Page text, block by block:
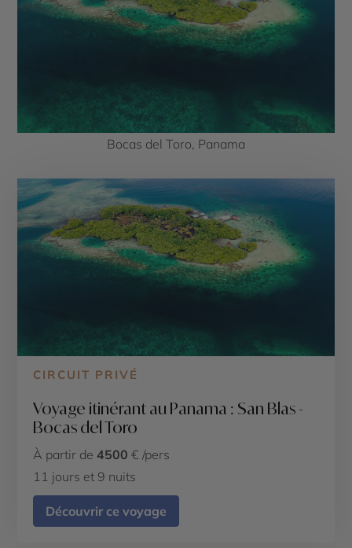
Bocas del Toro, Panama
CIRCUIT PRIVÉ
Voyage itinérant au Panama : San Blas -
Bocas del Toro
À partir de 4500 € /pers
11 jours et 9 nuits
Découvrir ce voyage